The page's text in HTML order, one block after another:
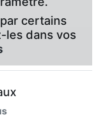
certains
les dans vos